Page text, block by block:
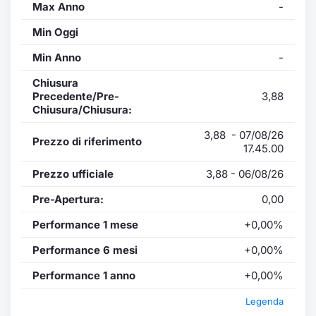
Max Anno
-
Min Oggi
Min Anno
-
Chiusura
Precedente/Pre-
Chiusura/Chiusura:
3,88
Prezzo di riferimento
3,88 - 07/08/26
17.45.00
Prezzo ufficiale
3,88 - 06/08/26
Pre-Apertura:
0,00
Performance 1 mese
+0,00%
Performance 6 mesi
+0,00%
Performance 1 anno
+0,00%
Legenda